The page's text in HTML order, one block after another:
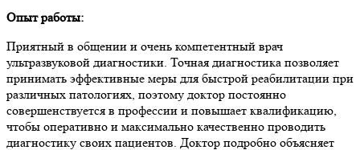
Опыт работы:
Приятный в общении и очень компетентный врач
ультразвуковой диагностики. Точная диагностика позволяет
принимать эффективные меры для быстрой реабилитации при
различных патологиях, поэтому доктор постоянно
совершенствуется в профессии и повышает квалификацию,
чтобы оперативно и максимально качественно проводить
диагностику своих пациентов. Доктор подробно объясняет